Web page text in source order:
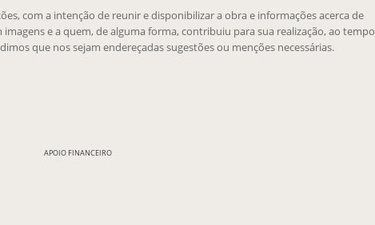
com a intenção de reunir e disponibilizar a obra e informações acerca de
e a quem, de alguma forma, contribuiu para sua realização, ao tempo
que nos sejam endereçadas sugestões ou menções necessárias.
APOIO FINANCEIRO